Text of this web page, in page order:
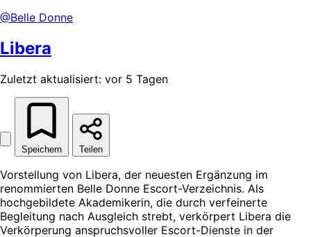
@Belle Donne
Libera
Zuletzt aktualisiert: vor 5 Tagen
Speichern Teilen
Vorstellung von Libera, der neuesten Ergänzung im
renommierten Belle Donne Escort-Verzeichnis. Als
hochgebildete Akademikerin, die durch verfeinerte
Begleitung nach Ausgleich strebt, verkörpert Libera die
Verkörperung anspruchsvoller Escort-Dienste in der